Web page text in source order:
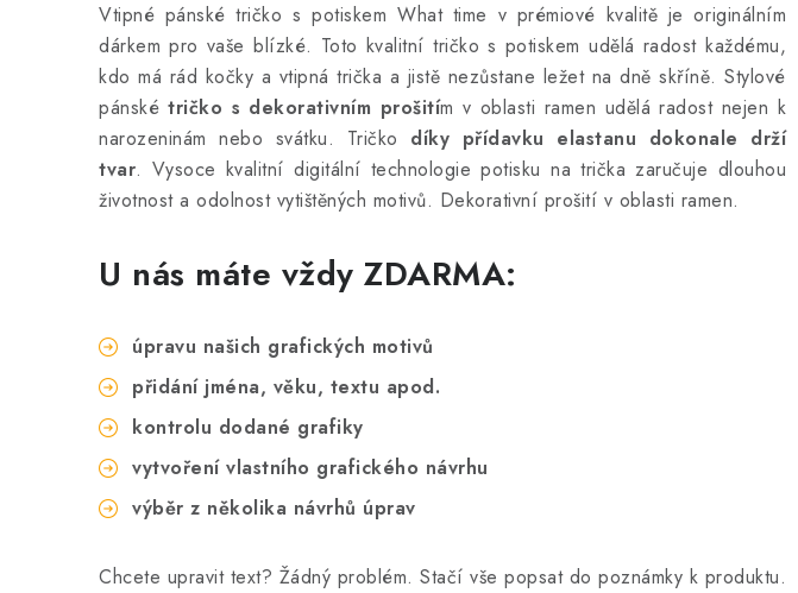
Vtipné pánské tričko s potiskem What time v prémiové kvalitě je originálním
dárkem pro vaše blízké. Toto kvalitní tričko s potiskem udělá radost každému,
kdo má rád kočky a vtipná trička a jistě nezůstane ležet na dně skříně. Stylové
pánskétričko s dekorativním prošitím v oblasti ramen udělá radost nejen k
narozeninám nebo svátku. Tričko díky přídavku elastanu dokonale drží
tvar. Vysoce kvalitní digitální technologie potisku na trička zaručuje dlouhou
životnost a odolnost vytištěných motivů. Dekorativní prošití v oblasti ramen.
U nás máte vždy ZDARMA:
úpravu našich grafických motivů
přidání jména, věku, textu apod.
kontrolu dodané grafiky
vytvoření vlastního grafického návrhu
výběr z několika návrhů úprav
Chcete upravit text? Žádný problém. Stačí vše popsat do poznámky k produktu.